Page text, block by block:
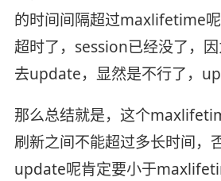
的时间间隔超过maxlifetime
超时了，session已经没了，
去update，显然是不行了，
那么总结就是，这个
刷新之间不能超过多长时间，
update呢肯定要小于